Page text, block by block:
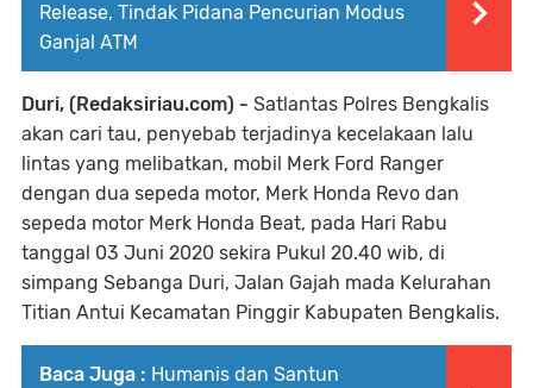
Release, Tindak Pidana Pencurian Modus
Ganjal ATM
Duri, (Redaksiriau.com) - Satlantas Polres Bengkalis
akan cari tau, penyebab terjadinya kecelakaan lalu
lintas yang melibatkan, mobil Merk Ford Ranger
dengan dua sepeda motor, Merk Honda Revo dan
sepeda motor Merk Honda Beat, pada Hari Rabu
tanggal 03 Juni 2020 sekira Pukul 20.40 wib, di
simpang Sebanga Duri, Jalan Gajah mada Kelurahan
Titian Antui Kecamatan Pinggir Kabupaten Bengkalis.
Baca Juga : Humanis dan Santun